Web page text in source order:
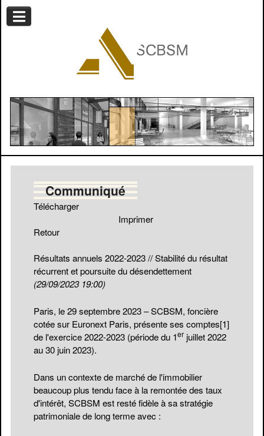
Communiqué
Télécharger
Imprimer
Retour
Résultats annuels 2022-2023 // Stabilité du résultat
récurrent et poursuite du désendettement
(29/09/2023 19:00)
Paris, le 29 septembre 2023 – SCBSM, foncière
cotée sur Euronext Paris, présente ses comptes[1]
de l'exercice 2022-2023 (période du 1er juillet 2022
au 30 juin 2023).
Dans un contexte de marché de l'immobilier
beaucoup plus tendu face à la remontée des taux
d'intérêt, SCBSM est resté fidèle à sa stratégie
patrimoniale de long terme avec :